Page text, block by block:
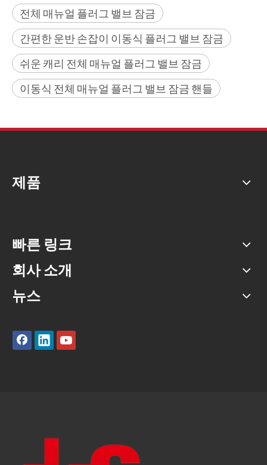
전체 매뉴얼 플러그 밸브 잠금
간편한 운반 손잡이 이동식 플러그 밸브 잠금
쉬운 캐리 전체 매뉴얼 플러그 밸브 잠금
이동식 전체 매뉴얼 플러그 밸브 잠금 핸들
제품
빠른 링크
회사 소개
뉴스